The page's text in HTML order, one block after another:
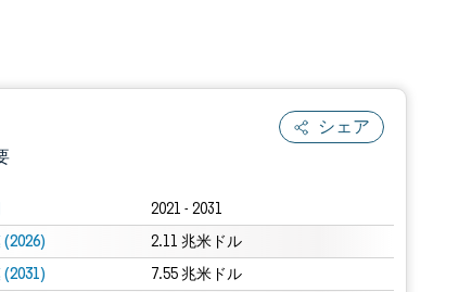
シェア
2021 - 2031
2.11 兆米ドル
7.55 兆米ドル